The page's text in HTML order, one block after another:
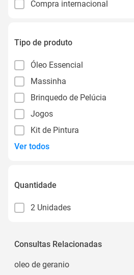
Compra internacional
Tipo de produto
Óleo Essencial
Massinha
Brinquedo de Pelúcia
Jogos
Kit de Pintura
Ver todos
Quantidade
2 Unidades
Consultas Relacionadas
oleo de geranio